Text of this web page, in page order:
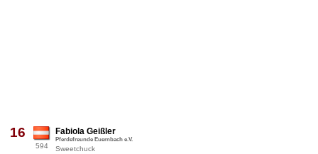
16
594
Fabiola Geißler
Pferdefreunde Euernbach e.V.
Sweetchuck